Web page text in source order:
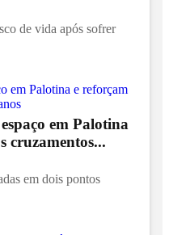
de vida após sofrer
em Palotina
cruzamentos...
em dois pontos